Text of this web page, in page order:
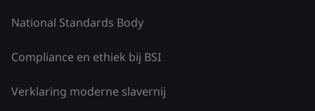
National Standards Body
Compliance en ethiek bij BSI
Verklaring moderne slavernij